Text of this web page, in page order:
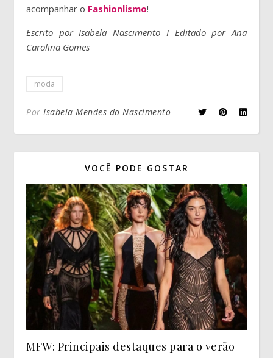
acompanhar o Fashionlismo!
Escrito por Isabela Nascimento I Editado por Ana
Carolina Gomes
moda
Por Isabela Mendes do Nascimento
VOCÊ PODE GOSTAR
MFW: Principais destaques para o verão